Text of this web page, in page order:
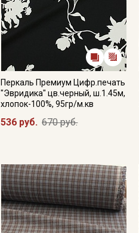
Перкаль Премиум Цифр.печать
"Эвридика" цв.черный, ш.1.45м,
хлопок-100%, 95гр/м.кв
536 руб. 670 руб.